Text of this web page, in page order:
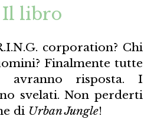
Il libro
corporation? Chi
Finalmente tutte
avranno risposta. I
svelati. Non perderti
di Urban Jungle!